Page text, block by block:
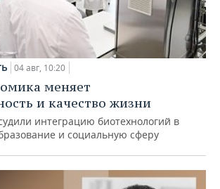
04 авг, 10:20
меняет
и качество жизни
интеграцию биотехнологий в
и социальную сферу